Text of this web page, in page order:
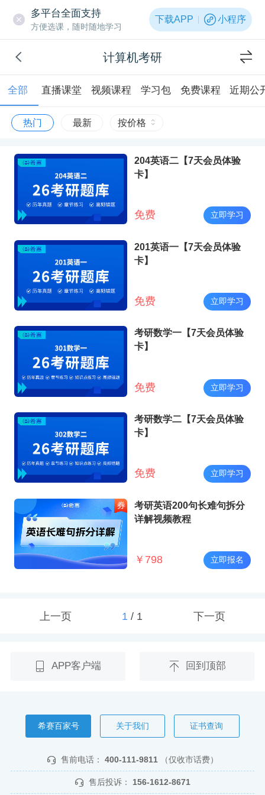
多平台全面支持
方便选课，随时随地学习
下载APP 小程序
计算机考研
全部 直播课堂 视频课程 学习包 免费课程 近期公
热门 最新 按价格
204英语二【7天会员体验
卡】
免费 立即学习
201英语一【7天会员体验
卡】
免费 立即学习
考研数学一【7天会员体验
卡】
免费 立即学习
考研数学二【7天会员体验
卡】
免费 立即学习
考研英语200句长难句拆分
详解视频教程
￥ 798 立即报名
上一页 1/ 1 下一页
APP客户端 回到顶部
希赛百家号 关于我们 证书查询
售前电话： 400-111-9811 （仅收市话费）
售后投诉： 156-1612-8671